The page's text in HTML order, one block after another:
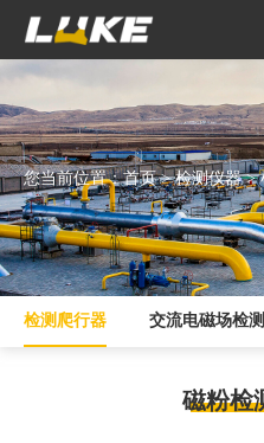
您当前位置：首页>检测仪器>
检测爬行器 交流电磁场检测
磁粉检